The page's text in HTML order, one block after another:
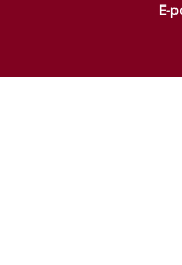
E-